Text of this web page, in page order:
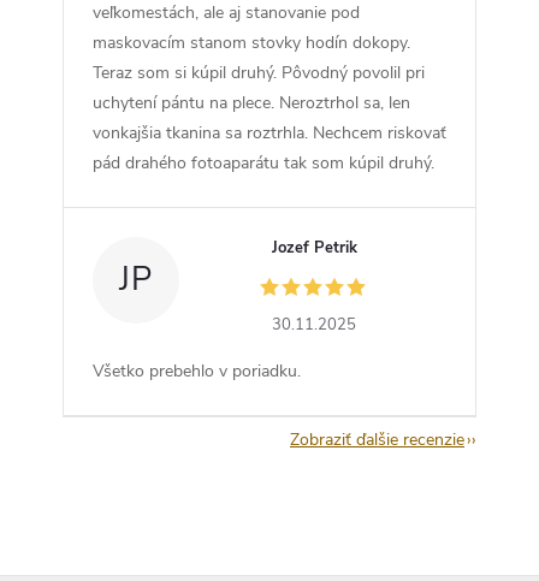
veľkomestách, ale aj stanovanie pod
maskovacím stanom stovky hodín dokopy.
Teraz som si kúpil druhý. Pôvodný povolil pri
uchytení pántu na plece. Neroztrhol sa, len
vonkajšia tkanina sa roztrhla. Nechcem riskovať
pád drahého fotoaparátu tak som kúpil druhý.
JP
Jozef Petrik
30.11.2025
Všetko prebehlo v poriadku.
Zobraziť ďalšie recenzie